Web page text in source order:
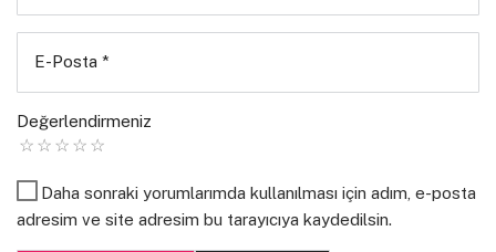
ç
l
a r
E-Posta *
Değerlendirmeniz
Daha sonraki yorumlarımda kullanılması için adım, e-posta
adresim ve site adresim bu tarayıcıya kaydedilsin.